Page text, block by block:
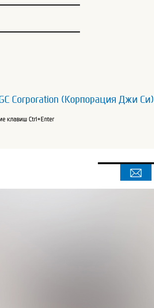
Corporation (Корпорация Джи Си)
клавиш Ctrl+Enter